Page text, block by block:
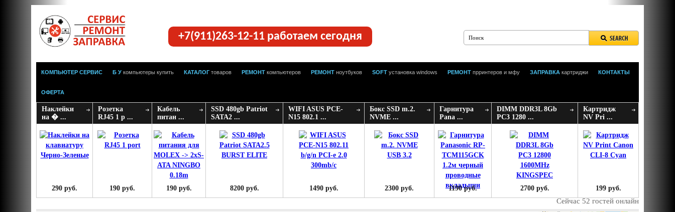
+7(911)263-12-11 работаем сегодня
КОМПЬЮТЕР СЕРВИС Б У компьютеры купить КАТАЛОГ товаров РЕМОНТ компьютеров РЕМОНТ ноутбуков SOFT установка windows РЕМОНТ прринтеров и мфу ЗАПРАВКА картриджи КОНТАКТЫ
ОФЕРТА
Наклейки
на � ...
290 руб.
Розетка
RJ45 1 p ...
190 руб.
Кабель
питан ...
190 руб.
SSD 480gb Patriot
SATA2 ...
8200 руб.
WIFI ASUS PCE-
N15 802.1 ...
1490 руб.
Бокс SSD m.2.
NVME ...
2300 руб.
Гарнитура
Pana ...
1190 руб.
DIMM DDR3L 8Gb
PC3 1280 ...
2700 руб.
Картридж
NV Pri ...
199 руб.
Сейчас 52 гостей онлайн